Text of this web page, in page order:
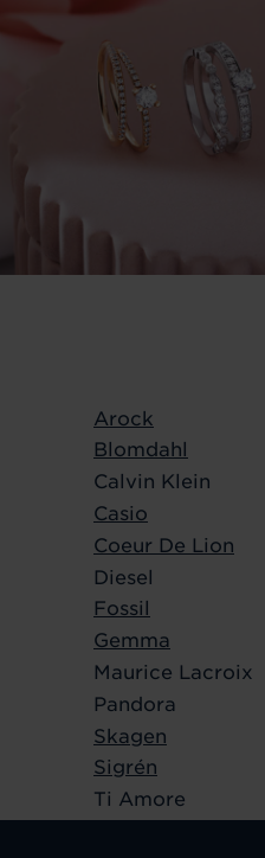
Arock
Blomdahl
Calvin Klein
Casio
Coeur De Lion
Diesel
Fossil
Gemma
Maurice Lacroix
Pandora
Skagen
Sigrén
Ti Amore